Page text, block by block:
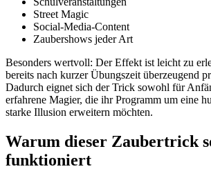
Street Magic
Social-Media-Content
Zaubershows jeder Art
Besonders wertvoll: Der Effekt ist leicht zu
bereits nach kurzer Übungszeit überzeugend
Dadurch eignet sich der Trick sowohl für
erfahrene Magier, die ihr Programm um eine
starke Illusion erweitern möchten.
Warum dieser Zaubertrick
funktioniert